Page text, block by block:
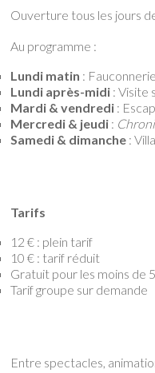
Ouverture tous les jours
Au programme :
Lundi matin : Fauconnerie
Lundi après-midi : Visite
Mardi & vendredi :
Mercredi & jeudi :
Samedi & dimanche :
Tarifs
12 € : plein tarif
10 € : tarif réduit
Gratuit pour les moins de
Tarif groupe sur demande
Entre spectacles,